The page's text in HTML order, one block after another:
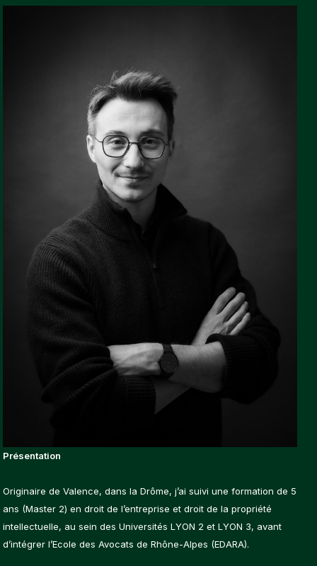
Présentation
Originaire de Valence, dans la Drôme, j’ai suivi une formation de 5
ans (Master 2) en droit de l’entreprise et droit de la propriété
intellectuelle, au sein des Universités LYON 2 et LYON 3, avant
d’intégrer l’Ecole des Avocats de Rhône-Alpes (EDARA).